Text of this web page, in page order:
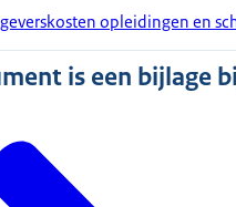
opleidingen en
is een bijlage